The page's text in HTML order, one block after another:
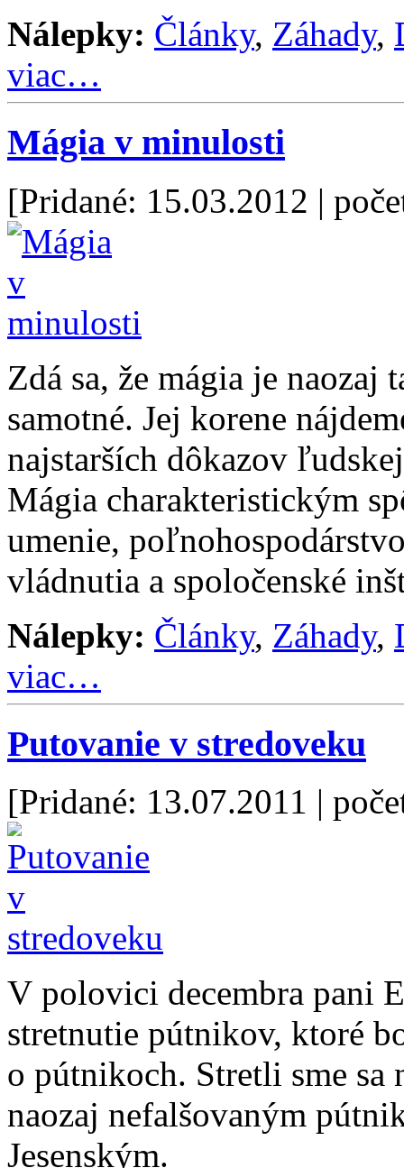
Nálepky: Články, Záhady,
viac…
Mágia v minulosti
[Pridané: 15.03.2012 |
Zdá sa, že mágia je
samotné. Jej korene
najstarších dôkazov
Mágia charakteristickým
umenie,
vládnutia a spoločenské
Nálepky: Články, Záhady,
viac…
Putovanie v stredoveku
[Pridané: 13.07.2011 |
V polovici decembra pani
stretnutie pútnikov, ktoré
o pútnikoch. Stretli sme sa
naozaj nefalšovaným
Jesenským.